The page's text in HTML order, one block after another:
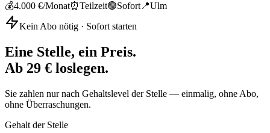
💰4.000 €/Monat⏰Teilzeit🟢Sofort 📍Ulm
Kein Abo nötig · Sofort starten
Eine Stelle, ein Preis.
Ab 29 € loslegen.
Sie zahlen nur nach Gehaltslevel der Stelle — einmalig, ohne Abo,
ohne Überraschungen.
Gehalt der Stelle